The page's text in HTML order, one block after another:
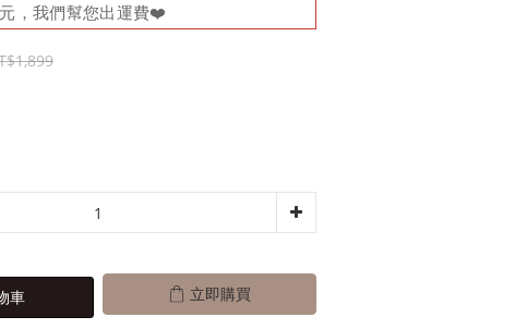
，我們幫您出運費❤️
車 立即購買